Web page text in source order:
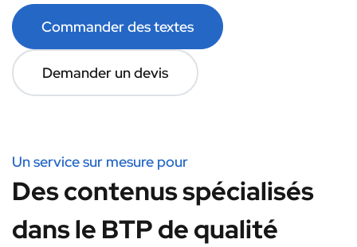
Commander des textes
Demander un devis
Un service sur mesure pour
Des contenus spécialisés
dans le BTP de qualité